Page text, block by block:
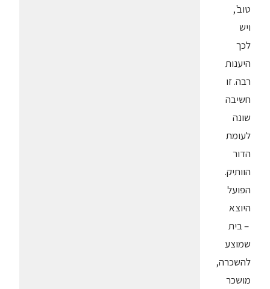
טוב',
ויש
לכך
היענות
רבה. זו
חשיבה
שונה
לעומת
הדור
הוותיק.
הפועל
היוצא
– בית
שמוצע
להשכרה,
מושכר